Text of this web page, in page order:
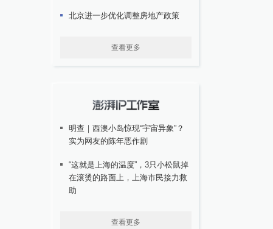
北京进一步优化调整房地产政策
查看更多
明查｜西澳小岛惊现“宇宙异象”？
实为网友的陈年恶作剧
“这就是上海的温度”，3只小松鼠掉
在滚烫的路面上，上海市民接力救
助
查看更多